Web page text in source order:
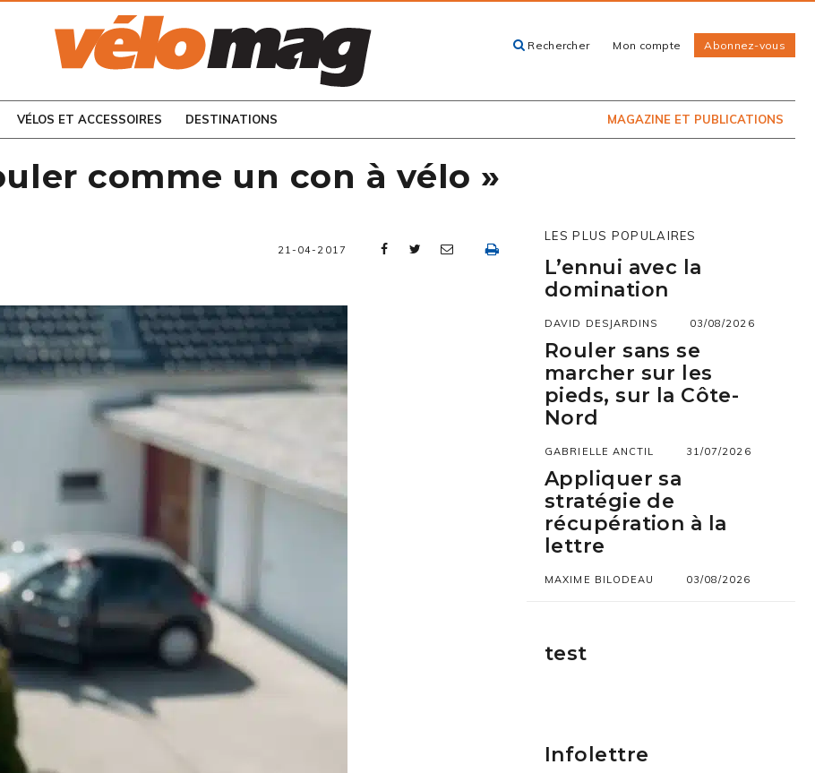
Rechercher Mon compte Abonnez-vous
VÉLOS ET ACCESSOIRES DESTINATIONS MAGAZINE ET PUBLICATIONS
CONSULTEZ LES
EN KIOSQUE
comme un con à vélo »
21-04-2017
LES PLUS POPULAIRES
L’ennui avec la
domination
DAVID DESJARDINS 03/08/2026
Rouler sans se
marcher sur les
pieds, sur la Côte-
Nord
GABRIELLE ANCTIL 31/07/2026
Appliquer sa
stratégie de
récupération à la
lettre
MAXIME BILODEAU 03/08/2026
test
Infolettre